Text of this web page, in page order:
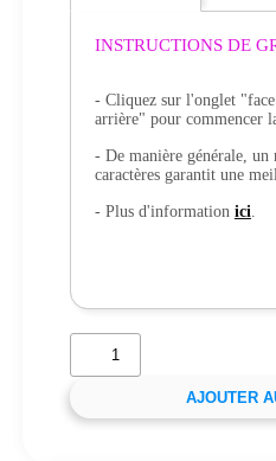
INSTRUCTIONS DE
- Cliquez sur l'onglet
arrière" pour commencer
- De manière générale,
caractères garantit une
- Plus d'information ici.
AJOUTER